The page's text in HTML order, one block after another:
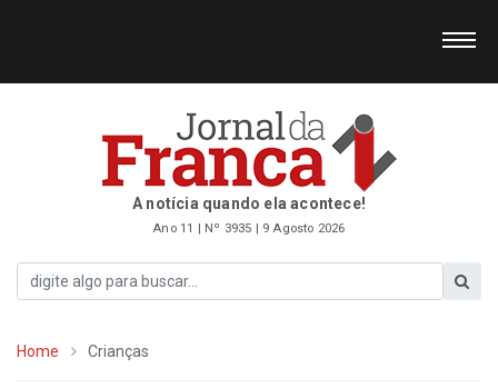
A notícia quando ela acontece!
Ano 11 | Nº 3935 | 9 Agosto 2026
Home Crianças